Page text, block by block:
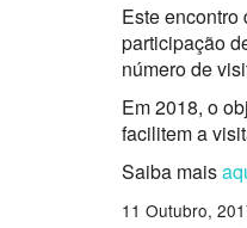
Este encontro
participação
número de
Em 2018, o
facilitem a
Saiba mais
11 Outubro,